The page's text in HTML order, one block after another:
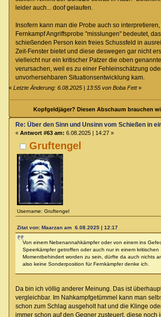
leider auch... doof gelaufen.
Insofern kann man die Probe auch so
Fernkampf Angriffsprobe "misslungen" bedeutet,
schießenden Person kein freies Schussfeld in
Zeit-Fenster bietet und diese deswegen gar nicht
vielleicht nur ein kritischer Patzer die oben
verursachen, weil es zu einer Fehleinschätzung
unvorhersehbaren Situationsentwicklung kam.
«Letzte Änderung: 6.08.2025 | 13:55 von Boba Fett»
Kopfgeldjäger? Diesen Abschaum brauchen
Gruftengel
Username: Gruftengel
Re: Über den Sinn und Unsinn vom Schießen in
« Antwort #63 am: 6.08.2025 | 14:27 »
Zitat von: Maarzan am 6.08.2025 | 12:17
Von einem Nebenannahkämpfer oder von einem ins
Speerkämpfer getroffen oder auch nur in einem kritischen
Momentbehindert worden zu sein, dürfte da auch nichts
also keine Sonderposition für Fernkämpfer denke ich.
Da bin ich völlig anderer Meinung. Das ist
vergleichbar. Im Nahkampfgetümmel kann man
schon zum Schlag ausgeholt hat und die Klinge
immer schon auf den Gegner zusteuert, diese noch